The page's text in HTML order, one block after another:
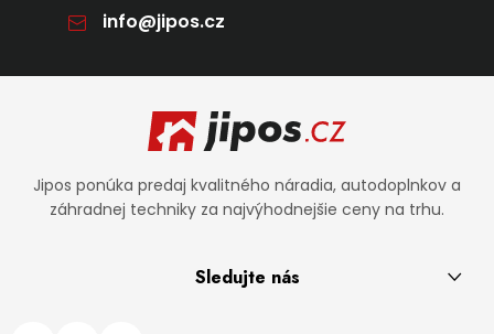
info@jipos.cz
Jipos ponúka predaj kvalitného náradia, autodoplnkov a
záhradnej techniky za najvýhodnejšie ceny na trhu.
Sledujte nás